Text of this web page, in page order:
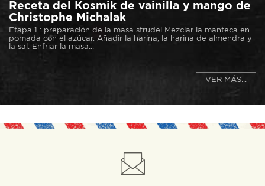
Receta del Kosmik de vainilla y mango de
Christophe Michalak
Etapa 1 : preparación de la masa strudel Mezclar la manteca en
pomada con el azúcar. Añadir la harina, la harina de almendra y
la sal. Enfriar la masa...
VER MÁS...